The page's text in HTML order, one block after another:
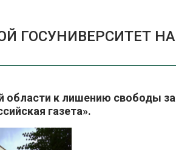
ГОСУНИВЕРСИТЕТ НА
области к лишению свободы за
газета».